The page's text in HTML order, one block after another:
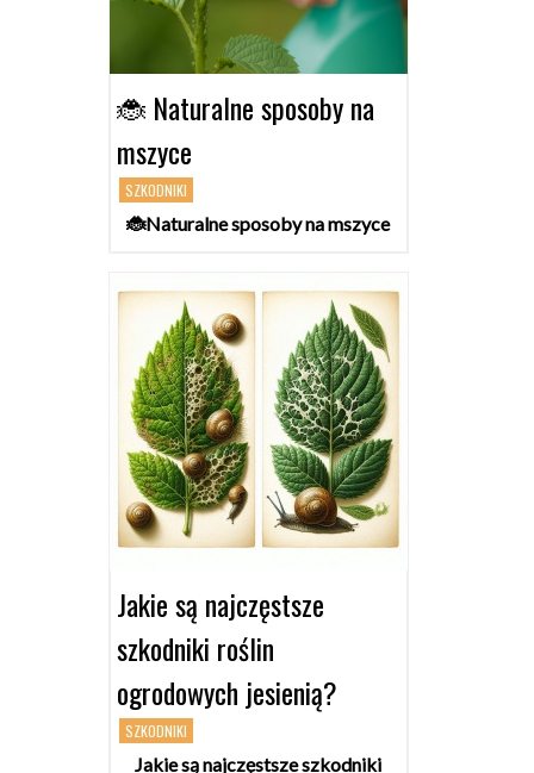
🐞 Naturalne sposoby na
mszyce
SZKODNIKI
🐞Naturalne sposoby na mszyce
Jakie są najczęstsze
szkodniki roślin
ogrodowych jesienią?
SZKODNIKI
Jakie są najczęstsze szkodniki